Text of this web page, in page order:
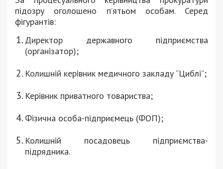
підозру оголошено п’ятьом особам. Серед
фігурантів:
Директор державного підприємства
(організатор);
Колишній керівник медичного закладу “Циблі”;
Керівник приватного товариства;
Фізична особа-підприємець (ФОП);
Колишній посадовець підприємства-
підрядника.